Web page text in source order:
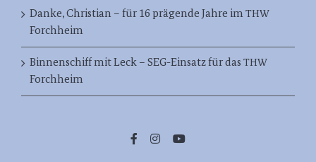
Danke, Christian – für 16 prägende Jahre im THW
Forchheim
Binnenschiff mit Leck – SEG-Einsatz für das THW
Forchheim